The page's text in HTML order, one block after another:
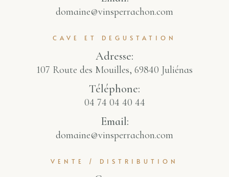
domaine@vinsperrachon.com
CAVE ET DEGUSTATION
Adresse:
107 Route des Mouilles, 69840 Juliénas
Téléphone:
04 74 04 40 44
Email:
domaine@vinsperrachon.com
VENTE / DISTRIBUTION